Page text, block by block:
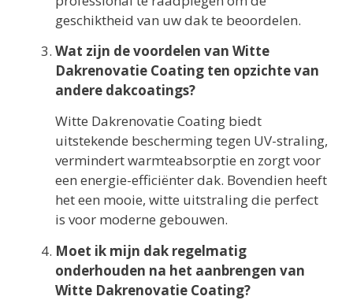
geschiktheid van uw dak te beoordelen.
Wat zijn de voordelen van Witte
Dakrenovatie Coating ten opzichte van
andere dakcoatings?
Witte Dakrenovatie Coating biedt
uitstekende bescherming tegen UV-straling,
vermindert warmteabsorptie en zorgt voor
een energie-efficiënter dak. Bovendien heeft
het een mooie, witte uitstraling die perfect
is voor moderne gebouwen.
Moet ik mijn dak regelmatig
onderhouden na het aanbrengen van
Witte Dakrenovatie Coating?